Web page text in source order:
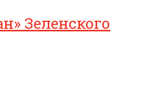
Зеленского